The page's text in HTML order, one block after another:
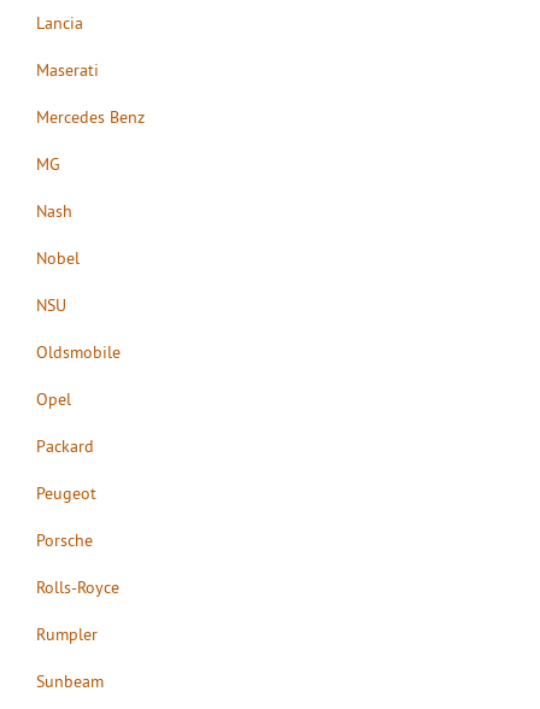
Lancia
Maserati
Mercedes Benz
MG
Nash
Nobel
NSU
Oldsmobile
Opel
Packard
Peugeot
Porsche
Rolls-Royce
Rumpler
Sunbeam